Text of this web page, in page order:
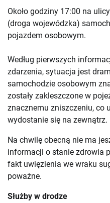
Około godziny 17:00 na
(droga wojewódzka)
pojazdem osobowym.
Według pierwszych
zdarzenia, sytuacja jest
samochodzie osobowym
zostały zakleszczone w
znacznemu zniszczeniu, co
wydostanie się na zewnątrz.
Na chwilę obecną nie ma
informacji o stanie zdrowia
fakt uwięzienia we wraku
poważne.
Służby w drodze